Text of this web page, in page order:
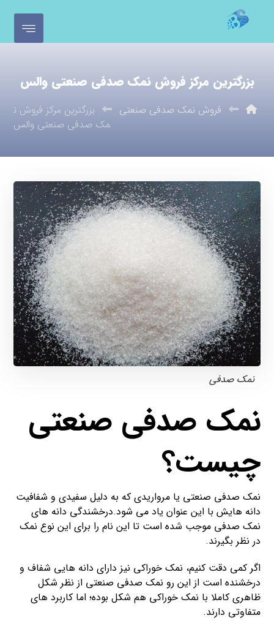
بزرگترین مرکز فروش نمک صدفی صنعتی والس
فروش نمک صدفی صنعتی
بزرگترین مرکز فروش ن
مک صدفی صنعتی والس
نمک صدفی
نمک صدفی صنعتی
چیست؟
نمک صدفی صنعتی یا مرواریدی که به دلیل سفیدی و شفافیت
دانه هایش با این عنوان یاد می شود.درخشندگی دانه های
نمک صدفی موجب شده است تا این نام را برای این نوع نمک
در نظر بگیرند.
اگر کمی دقت کنیم، نمک خوراکی نیز دارای دانه هایی شفاف و
درخشنده است از این رو نمک صدفی صنعتی از نظر شکل
ظاهری کاملا با نمک خوراکی هم شکل بوده؛ اما کاربرد های
متفاوتی دارند.